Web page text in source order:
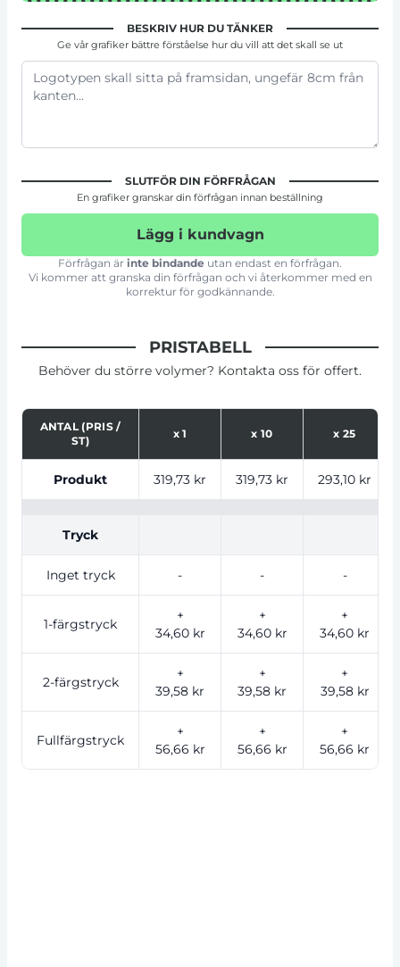
BESKRIV HUR DU TÄNKER
Ge vår grafiker bättre förståelse hur du vill att det skall se ut
SLUTFÖR DIN FÖRFRÅGAN
En grafiker granskar din förfrågan innan beställning
Lägg i kundvagn
Förfrågan är inte bindande utan endast en förfrågan.
Vi kommer att granska din förfrågan och vi återkommer med en
korrektur för godkännande.
PRISTABELL
Behöver du större volymer? Kontakta oss för offert.
ANTAL (PRIS /
ST)
x1 x 10 x 25
Produkt 319,73 kr 319,73 kr 293,10 kr
Tryck
Inget tryck - - -
1-färgstryck
+
34,60 kr
+
34,60 kr
+
34,60 kr
2-färgstryck
+
39,58 kr
+
39,58 kr
+
39,58 kr
Fullfärgstryck
+
56,66 kr
+
56,66 kr
+
56,66 kr